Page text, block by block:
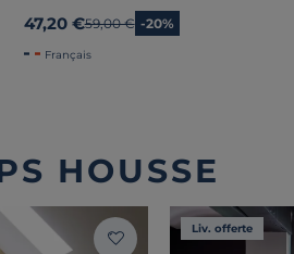
47,20 €Ancien prix
59,00 € -20%
Français
HOUSSE
Liv. offerte